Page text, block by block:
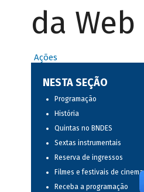
da Web
Ações
NESTA SEÇÃO
Programação
História
Quintas no BNDES
Sextas instrumentais
Reserva de ingressos
Filmes e festivais de cinema
Receba a programação